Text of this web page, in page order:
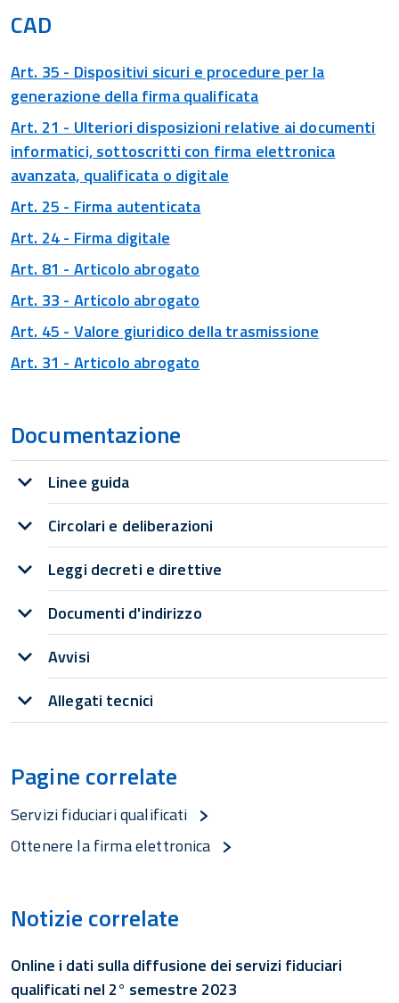
CAD
Art. 35 - Dispositivi sicuri e procedure per la
generazione della firma qualificata
Art. 21 - Ulteriori disposizioni relative ai documenti
informatici, sottoscritti con firma elettronica
avanzata, qualificata o digitale
Art. 25 - Firma autenticata
Art. 24 - Firma digitale
Art. 81 - Articolo abrogato
Art. 33 - Articolo abrogato
Art. 45 - Valore giuridico della trasmissione
Art. 31 - Articolo abrogato
Documentazione
Linee guida
Circolari e deliberazioni
Leggi decreti e direttive
Documenti d'indirizzo
Avvisi
Allegati tecnici
Pagine correlate
Servizi fiduciari qualificati
Ottenere la firma elettronica
Notizie correlate
Online i dati sulla diffusione dei servizi fiduciari
qualificati nel 2° semestre 2023